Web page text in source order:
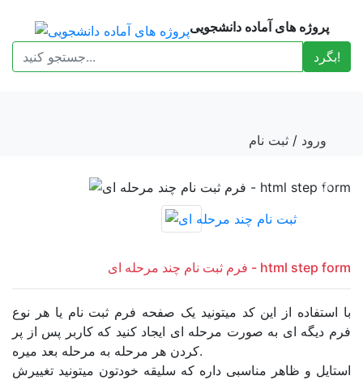
پروژه های آماده دانشجویی
بگرد!
ورود / ثبت نام
Next
فرم ثبت نام چند مرحله ای - html step form
با استفاده از این کد میتونید یک صفحه فرم ثبت نام یا هر نوع
فرم دیگه ای به صورت مرحله ای ایجاد کنید که کاربر پس از پر
کردن هر مرحله به مرحله بعد میره.
استایل و ظاهر مناسبی داره که سلیقه خودتون میتونید تغییرش